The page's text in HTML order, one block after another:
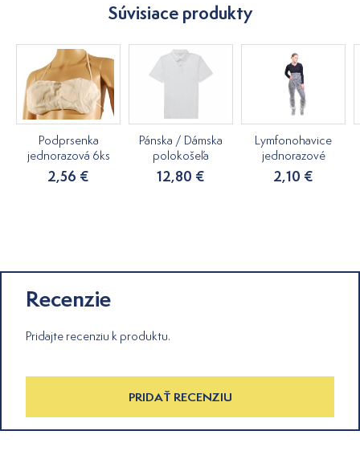
Súvisiace produkty
Podprsenka
jednorazová 6ks
2,56 €
Pánska / Dámska
polokošeľa
12,80 €
Lymfonohavice
jednorazové
2,10 €
Recenzie
Pridajte recenziu k produktu.
PRIDAŤ RECENZIU